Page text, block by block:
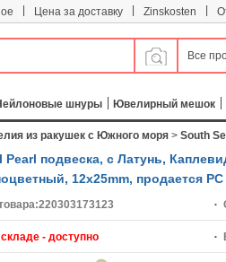
Цена за доставку Zinskosten
Все
шнуры Ювелирный мешок
из ракушек с Южного моря > South
Pearl подвеска, с Латунь,
12x25mm, продается PC
220303173123
- доступно